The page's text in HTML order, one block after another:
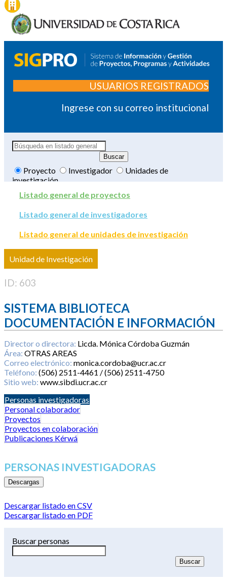
USUARIOS REGISTRADOS
Ingrese con su correo institucional
Proyecto Investigador
Unidades de
investigación
Listado general de proyectos
Listado general de investigadores
Listado general de unidades de investigación
Unidad de Investigación
ID: 603
SISTEMA BIBLIOTECA
DOCUMENTACIÓN E INFORMACIÓN
Director o directora: Licda. Mónica Córdoba Guzmán
Área: OTRAS AREAS
Correo electrónico: monica.cordoba@ucr.ac.cr
Teléfono: (506) 2511-4461 / (506) 2511-4750
Sitio web: www.sibdi.ucr.ac.cr
Personas investigadoras
Personal colaborador
Proyectos
Proyectos en colaboración
Publicaciones Kérwá
PERSONAS INVESTIGADORAS
Descargas
Descargar listado en CSV
Descargar listado en PDF
Buscar personas